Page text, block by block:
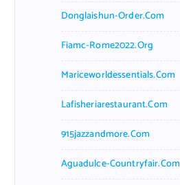
Donglaishun-Order.com
Fiamc-Rome2022.org
Mariceworldessentials.com
Lafisheriarestaurant.com
915jazzandmore.com
Aguadulce-Countryfair.com